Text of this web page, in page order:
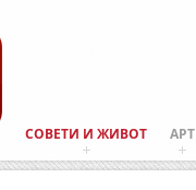
СОВЕТИ И ЖИВОТ АРТ